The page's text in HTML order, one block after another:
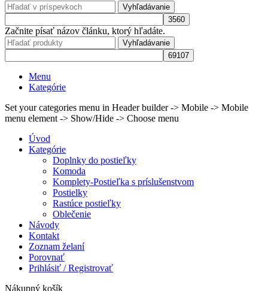
Vyhľadávanie
Začnite písať názov článku, ktorý hľadáte.
Vyhľadávanie
Menu
Kategórie
Set your categories menu in Header builder -> Mobile -> Mobile
menu element -> Show/Hide -> Choose menu
Úvod
Kategórie
Doplnky do postieľky
Komoda
Komplety-Postieľka s príslušenstvom
Postielky
Rastúce postieľky
Oblečenie
Návody
Kontakt
Zoznam želaní
Porovnať
Prihlásiť / Registrovať
Nákupný košík